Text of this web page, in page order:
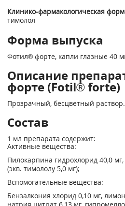
Клинико-фармакологическая
тимолол
Форма выпуска
Фотил® форте, капли глазные 40
Описание
форте (Fotil® forte)
Прозрачный, бесцветный раствор.
Состав
1 мл препарата содержит:
Активные вещества:
Пилокарпина гидрохлорид 40,0
(экв. тимололу 5,0 мг);
Вспомогательные вещества:
Бензалкония хлорид 0,10 мг,